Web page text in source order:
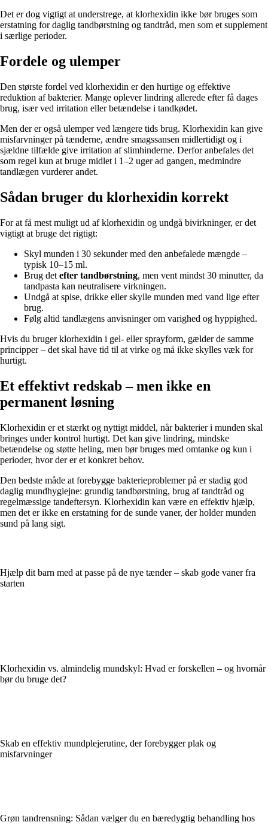
Det er dog vigtigt at understrege, at klorhexidin ikke bør bruges som
erstatning for daglig tandbørstning og tandtråd, men som et supplement
i særlige perioder.
Fordele og ulemper
Den største fordel ved klorhexidin er den hurtige og effektive
reduktion af bakterier. Mange oplever lindring allerede efter få dages
brug, især ved irritation eller betændelse i tandkødet.
Men der er også ulemper ved længere tids brug. Klorhexidin kan give
misfarvninger på tænderne, ændre smagssansen midlertidigt og i
sjældne tilfælde give irritation af slimhinderne. Derfor anbefales det
som regel kun at bruge midlet i 1–2 uger ad gangen, medmindre
tandlægen vurderer andet.
Sådan bruger du klorhexidin korrekt
For at få mest muligt ud af klorhexidin og undgå bivirkninger, er det
vigtigt at bruge det rigtigt:
Skyl munden i 30 sekunder med den anbefalede mængde –
typisk 10–15 ml.
Brug det efter tandbørstning, men vent mindst 30 minutter, da
tandpasta kan neutralisere virkningen.
Undgå at spise, drikke eller skylle munden med vand lige efter
brug.
Følg altid tandlægens anvisninger om varighed og hyppighed.
Hvis du bruger klorhexidin i gel- eller sprayform, gælder de samme
principper – det skal have tid til at virke og må ikke skylles væk for
hurtigt.
Et effektivt redskab – men ikke en
permanent løsning
Klorhexidin er et stærkt og nyttigt middel, når bakterier i munden skal
bringes under kontrol hurtigt. Det kan give lindring, mindske
betændelse og støtte heling, men bør bruges med omtanke og kun i
perioder, hvor der er et konkret behov.
Den bedste måde at forebygge bakterieproblemer på er stadig god
daglig mundhygiejne: grundig tandbørstning, brug af tandtråd og
regelmæssige tandeftersyn. Klorhexidin kan være en effektiv hjælp,
men det er ikke en erstatning for de sunde vaner, der holder munden
sund på lang sigt.
Hjælp dit barn med at passe på de nye tænder – skab gode vaner fra
starten
Klorhexidin vs. almindelig mundskyl: Hvad er forskellen – og hvornår
bør du bruge det?
Skab en effektiv mundplejerutine, der forebygger plak og
misfarvninger
Grøn tandrensning: Sådan vælger du en bæredygtig behandling hos